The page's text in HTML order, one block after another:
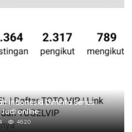
Indonesia Diminta Serius
online
4620